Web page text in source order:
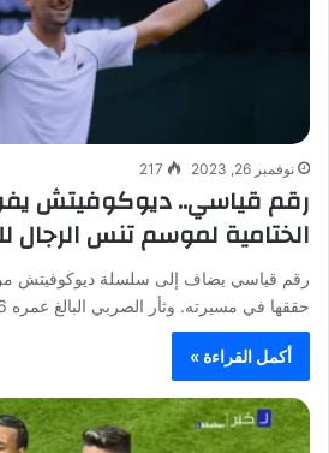
نوفمبر 26, 2023 217
رقم قياسي.. ديوكوفيتش
الختامية لموسم تنس الرجال
رقم قياسي يضاف إلى سلسلة ديوكوفيتش من
حققها في مسيرته. وثأر الصربي البالغ عمره 36 عاما لخسارته…
أكمل القراءة »